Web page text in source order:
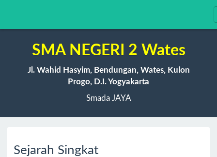
SMA NEGERI 2 Wates
Jl. Wahid Hasyim, Bendungan, Wates, Kulon
Progo, D.I. Yogyakarta
Smada JAYA
Sejarah Singkat